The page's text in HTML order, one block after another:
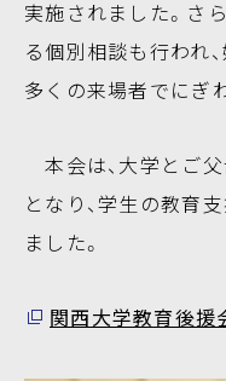
実施されました。さ
る個別相談も行われ
多くの来場者でにぎ
本会は、大学とご
となり、学生の教育
ました。
関西大学教育後援